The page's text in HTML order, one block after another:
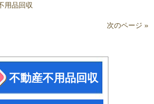
用品回収
次のページ »
不動産不用品回収